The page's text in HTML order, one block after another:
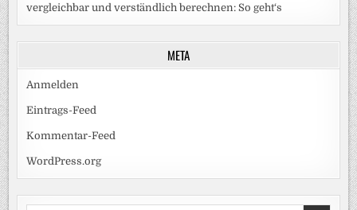
vergleichbar und verständlich berechnen: So geht‘s
META
Anmelden
Eintrags-Feed
Kommentar-Feed
WordPress.org